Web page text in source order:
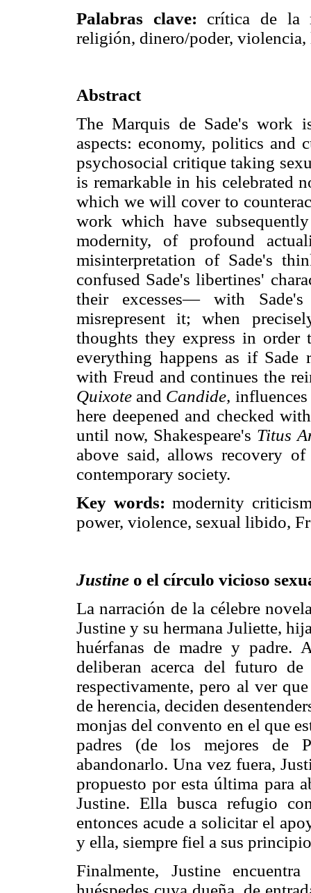
Palabras clave: crítica de la
religión, dinero/poder,
Abstract
The Marquis de Sade's work
aspects: economy, politics and
psychosocial critique taking
is remarkable in his celebrated
which we will cover to
work which have
modernity, of profound
misinterpretation of Sade's
confused Sade's libertines'
their excesses— with
misrepresent it; when
thoughts they express in
everything happens as if Sade
with Freud and continues the
Quixote and Candide,
here deepened and checked
until now, Shakespeare's Titus
above said, allows recovery
contemporary society.
Key words: modernity
power, violence, sexual libido,
Justine o el círculo vicioso
La narración de la célebre
Justine y su hermana Juliette,
huérfanas de madre y padre.
deliberan acerca del futuro
respectivamente, pero al ver
de herencia, deciden
monjas del convento en el que
padres (de los mejores de
abandonarlo. Una vez fuera,
propuesto por esta última para
Justine. Ella busca refugio
entonces acude a solicitar el
y ella, siempre fiel a sus
Finalmente, Justine